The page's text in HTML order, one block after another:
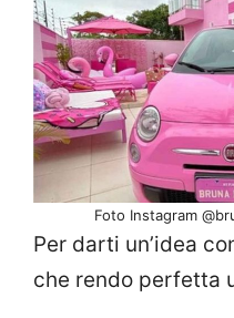
Foto Instagram
Per darti un’idea
che rendo perfetta